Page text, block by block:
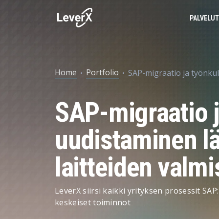
PALVELUT
SAP PILVESSÄ
PALVELUT
TEKOÄLY (AI)
SAP S/4HANA
Tuotteen elinkaaren hallinta
Toimitusketjun hallinta
Menojen hallinta
Taloushallinto
Omaisuuden hallinta
SAP Ariba
SAP EWM
Home Portfolio SAP-migraatio ja
SAP-migraatio
uudistaminen
laitteiden
LeverX siirsi kaikki yrityksen prosessit
keskeiset toiminnot